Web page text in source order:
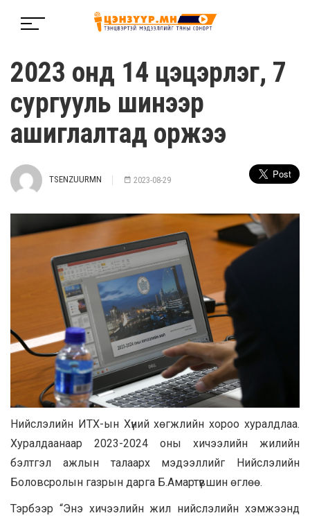
2023 онд 14 цэцэрлэг, 7
сургууль шинээр
ашиглалтад оржээ
TSENZUURMN 2023-08-29
Нийслэлийн ИТХ-ын Хүний хөгжлийн хороо хуралдлаа.
Хуралдаанаар 2023-2024 оны хичээлийн жилийн
бэлтгэл ажлын талаарх мэдээллийг Нийслэлийн
Боловсролын газрын дарга Б.Амартүвшин өглөө.
Тэрбээр “Энэ хичээлийн жил нийслэлийн хэмжээнд